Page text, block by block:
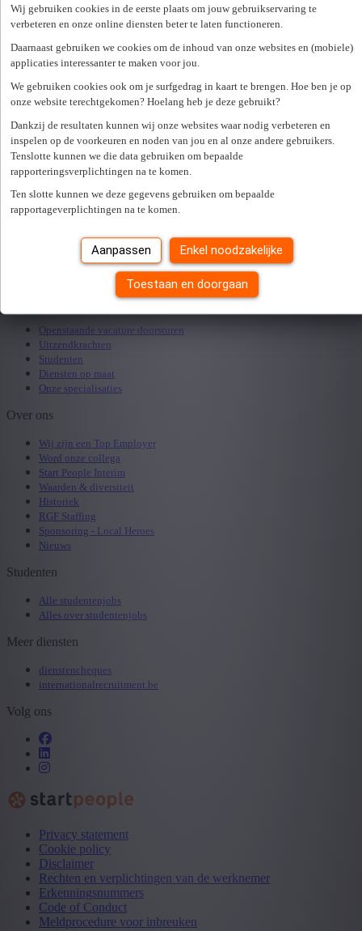
Wij gebruiken cookies in de eerste plaats om jouw gebruikservaring te
verbeteren en onze online diensten beter te laten functioneren.
Daarnaast gebruiken we cookies om de inhoud van onze websites en (mobiele)
applicaties interessanter te maken voor jou.
We gebruiken cookies ook om je surfgedrag in kaart te brengen. Hoe ben je op
onze website terechtgekomen? Hoelang heb je deze gebruikt?
Dankzij de resultaten kunnen wij onze websites waar nodig verbeteren en
inspelen op de voorkeuren en noden van jou en al onze andere gebruikers.
Tenslotte kunnen we die data gebruiken om bepaalde
rapporteringsverplichtingen na te komen.
Ten slotte kunnen we deze gegevens gebruiken om bepaalde
rapportageverplichtingen na te komen.
Aanpassen Enkel noodzakelijke
Toestaan en doorgaan
Volgende
Technics
8380 Zeebrugge
Optie vast contract
Terug naar de vacature
Er is een fout opgetreden. Gelieve later opnieuw te proberen. Sluiten
Zoek een kantoor in je buurt
Vacatures
Alle vaste jobs
Alle tijdelijke jobs
Alles over interimwerken
Openstaande vacature doorsturen
Uitzendkrachten
Studenten
Diensten op maat
Onze specialisaties
Over ons
Wij zijn een Top Employer
Word onze collega
Start People Interim
Waarden & diversiteit
Historiek
RGF Staffing
Sponsoring - Local Heroes
Nieuws
Studenten
Alle studentenjobs
Alles over studentenjobs
Meer diensten
dienstencheques
internationalrecruitment.be
Volg ons
Privacy statement
Cookie policy
Disclaimer
Rechten en verplichtingen van de werknemer
Erkenningsnummers
Code of Conduct
Meldprocedure voor inbreuken